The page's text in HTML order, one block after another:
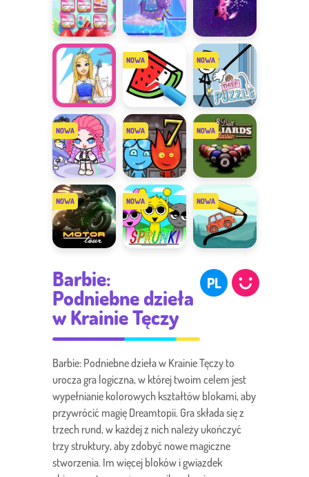
Pary z Barbie
po Krainie
Klejnotów
Gwiezdna
przygoda
Kolorowanki
Barbie
Tap to Color Thief Puzzle
Avatar
Studio Dress
Up
Ogień i Woda
7
8 Ball
Billiards
Bridge
Barbie:
Podniebne dzieła
w Krainie Tęczy
PL
Barbie: Podniebne dzieła w Krainie Tęczy to
urocza gra logiczna, w której twoim celem jest
wypełnianie kolorowych kształtów blokami, aby
przywrócić magię Dreamtopii. Gra składa się z
trzech rund, w każdej z nich należy ukończyć
trzy struktury, aby zdobyć nowe magiczne
stworzenia. Im więcej bloków i gwiazdek